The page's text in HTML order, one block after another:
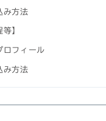
み方法
等】
ロフィール
み方法